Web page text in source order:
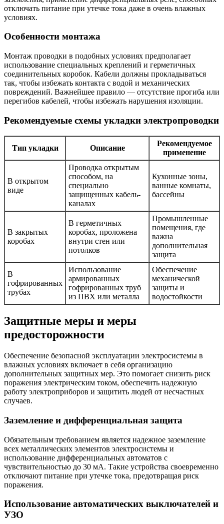
отключать питание при утечке тока даже в очень влажных
условиях.
Особенности монтажа
Монтаж проводки в подобных условиях предполагает
использование специальных креплений и герметичных
соединительных коробок. Кабели должны прокладываться
так, чтобы избежать контакта с водой и механических
повреждений. Важнейшее правило — отсутствие прогиба или
перегибов кабелей, чтобы избежать нарушения изоляции.
Рекомендуемые схемы укладки электропроводки
Тип укладки Описание
Рекомендуемое
применение
В открытом
виде
Проводка открытым
способом, на
специально
защищенных кабель-
каналах
Кухонные зоны,
ванные комнаты,
бассейны
В закрытых
коробах
В герметичных
коробах, проложена
внутри стен или
потолков
Промышленные
помещения, где
важна
дополнительная
защита
В
гофрированных
трубах
Использование
армированных
гофрированных труб
из ПВХ или металла
Обеспечение
механической
защиты и
водостойкости
Защитные меры и меры
предосторожности
Обеспечение безопасной эксплуатации электросистемы в
влажных условиях включает в себя организацию
дополнительных защитных мер. Это помогает снизить риск
поражения электрическим током, обеспечить надежную
работу электроприборов и защитить людей от несчастных
случаев.
Заземление и дифференциальная защита
Обязательным требованием является надежное заземление
всех металлических элементов электросистемы и
использование дифференциальных автоматов с
чувствительностью до 30 мА. Такие устройства своевременно
отключают питание при утечке тока, предотвращая риск
поражения.
Использование автоматических выключателей и
УЗО